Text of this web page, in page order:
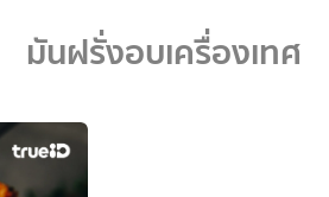
มันฝรั่งอบเครื่องเทศ